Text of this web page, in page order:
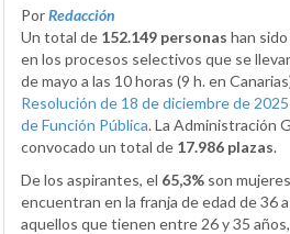
PorRedacción
Un total de 152.149 personas han
en los procesos selectivos que se
de mayo a las 10 horas (9 h. en
Resolución de 18 de diciembre de
de Función Pública. La Administración
convocado un total de 17.986 plazas.
De los aspirantes, el 65,3% son
encuentran en la franja de edad de 36
aquellos que tienen entre 26 y 35